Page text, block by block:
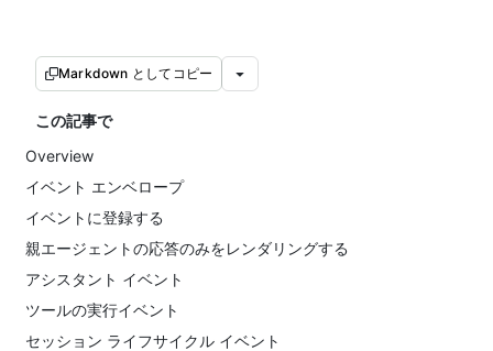
Markdown としてコピー
この記事で
Overview
イベント エンベロープ
イベントに登録する
親エージェントの応答のみをレンダリングする
アシスタント イベント
ツールの実行イベント
セッション ライフサイクル イベント